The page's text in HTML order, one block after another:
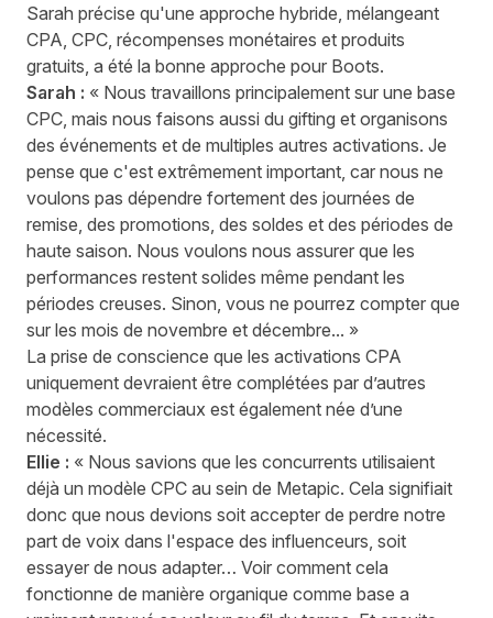
Sarah précise qu'une approche hybride, mélangeant
CPA, CPC, récompenses monétaires et produits
gratuits, a été la bonne approche pour Boots.
Sarah : « Nous travaillons principalement sur une base
CPC, mais nous faisons aussi du gifting et organisons
des événements et de multiples autres activations. Je
pense que c'est extrêmement important, car nous ne
voulons pas dépendre fortement des journées de
remise, des promotions, des soldes et des périodes de
haute saison. Nous voulons nous assurer que les
performances restent solides même pendant les
périodes creuses. Sinon, vous ne pourrez compter que
sur les mois de novembre et décembre... »
La prise de conscience que les activations CPA
uniquement devraient être complétées par d’autres
modèles commerciaux est également née d’une
nécessité.
Ellie : « Nous savions que les concurrents utilisaient
déjà un modèle CPC au sein de Metapic. Cela signifiait
donc que nous devions soit accepter de perdre notre
part de voix dans l'espace des influenceurs, soit
essayer de nous adapter… Voir comment cela
fonctionne de manière organique comme base a